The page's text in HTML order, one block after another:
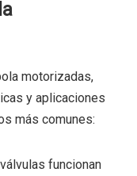
motorizadas,
y aplicaciones
más comunes:
funcionan